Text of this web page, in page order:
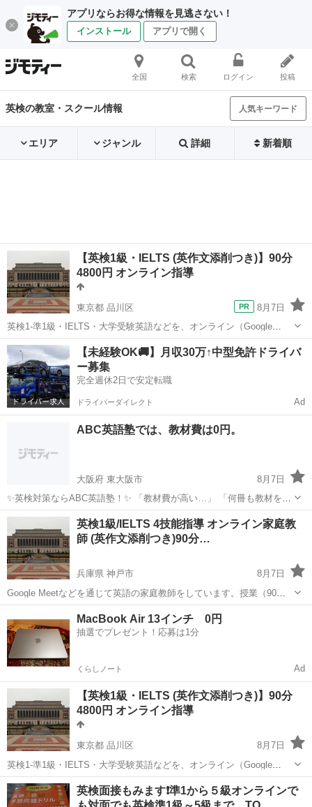
アプリならお得な情報を見逃さない！
インストール アプリで開く
全国 検索 ログイン 投稿
英検の教室・スクール情報 人気キーワード
エリア ジャンル 詳細 新着順
【英検1級・IELTS (英作文添削つき)】90分
4800円 オンライン指導
東京都 品川区
8月7日
英検1-準1級・IELTS・大学受験英語などを、オンライン（Google
Meetなど）で個別指導します。全国どこからでも受講可能です。 ■授
業内容の例 【授業例（90分）】 ・単語テスト (10分) ・英作文 ...
東京 品川区 英検
【未経験OK🚚】月収30万↑中型免許ドライバ
ー募集
完全週休2日で安定転職
ドライバーダイレクト Ad
ABC英語塾では、教材費は0円。
大阪府 東大阪市
8月7日
✨英検対策ならABC英語塾！✨ 「教材費が高い…」 「何冊も教材を買
わないといけない…」 そんな心配はありません！ 📚 教材費0円！ レ
ッスン料金だけで受講OK！ 一人ひとりのレベルや目標に合わせて、
講師が最適な...
大阪 東大阪市 英検
英検1級/IELTS 4技能指導 オンライン家庭教
師 (英作文添削つき)90分…
兵庫県 神戸市
8月7日
Google Meetなどを通じて英語の家庭教師をしています。授業（90
分）では読解・リスニングを扱い、英作文についても添削いたしま
す。 【対象】英検１〜準１級、IELTS、TOEFL 、大学・高校受験対
策、その他 ...
MacBook Air 13インチ 0円
抽選でプレゼント！応募は1分
くらしノート Ad
【英検1級・IELTS (英作文添削つき)】90分
4800円 オンライン指導
東京都 品川区
8月7日
英検1-準1級・IELTS・大学受験英語などを、オンライン（Google
Meetなど）で個別指導します。全国どこからでも受講可能です。 ■授
業内容の例 【授業例（90分）】 ・単語テスト (10分) ・英作文 ...
東京 品川区 英検
英検面接もみます❗準1から５級オンラインで